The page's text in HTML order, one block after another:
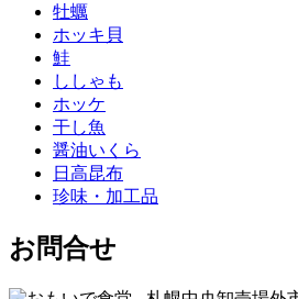
牡蠣
ホッキ貝
鮭
ししゃも
ホッケ
干し魚
醤油いくら
日高昆布
珍味・加工品
お問合せ